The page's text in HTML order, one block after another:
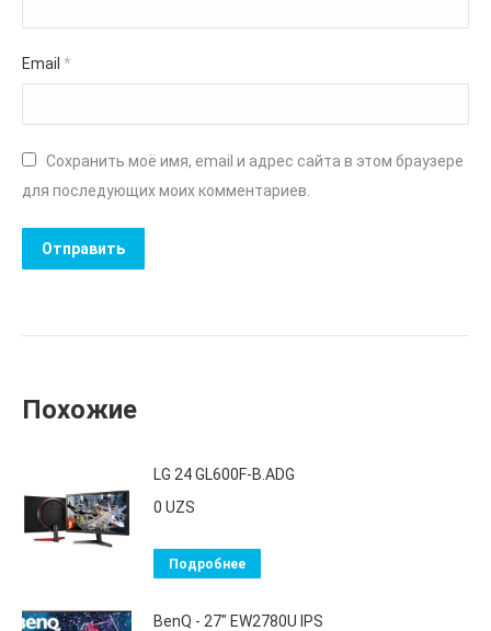
Email *
Сохранить моё имя, email и адрес сайта в этом браузере
для последующих моих комментариев.
Похожие
LG 24 GL600F-B.ADG
0 UZS
Подробнее
BenQ - 27" EW2780U IPS